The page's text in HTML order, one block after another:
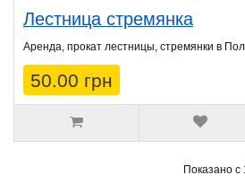
Лестница стремянка
Аренда, прокат лестницы, стремянки в
50.00 грн
Показано с